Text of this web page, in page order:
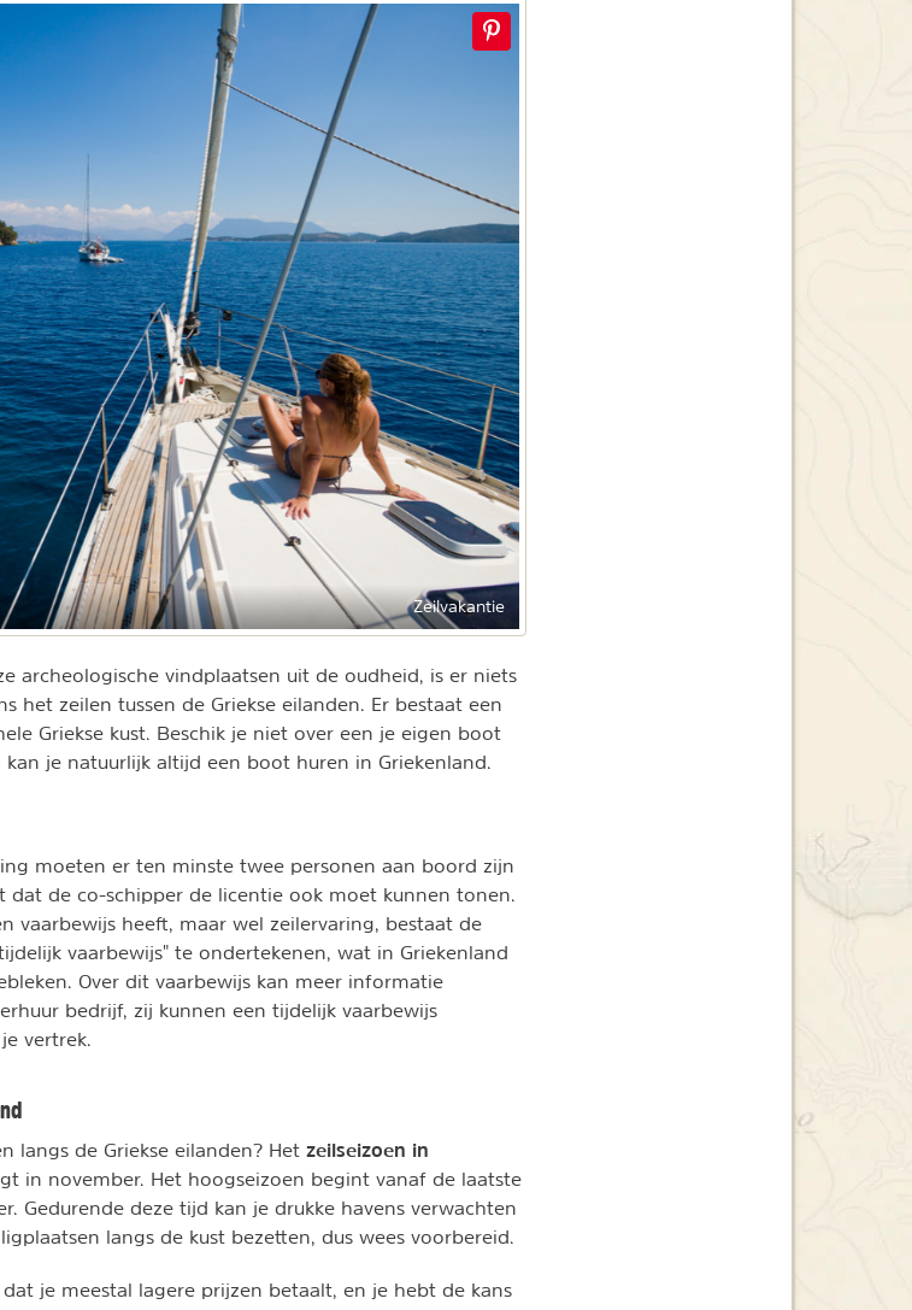
Zeilvakantie
archeologische vindplaatsen uit de oudheid, is er niets
het zeilen tussen de Griekse eilanden. Er bestaat een
Griekse kust. Beschik je niet over een je eigen boot
je natuurlijk altijd een boot huren in Griekenland.
moeten er ten minste twee personen aan boord zijn
dat de co-schipper de licentie ook moet kunnen tonen.
vaarbewijs heeft, maar wel zeilervaring, bestaat de
vaarbewijs" te ondertekenen, wat in Griekenland
Over dit vaarbewijs kan meer informatie
bedrijf, zij kunnen een tijdelijk vaarbewijs
vertrek.
langs de Griekse eilanden? Het zeilseizoen in
in november. Het hoogseizoen begint vanaf de laatste
Gedurende deze tijd kan je drukke havens verwachten
langs de kust bezetten, dus wees voorbereid.
je meestal lagere prijzen betaalt, en je hebt de kans